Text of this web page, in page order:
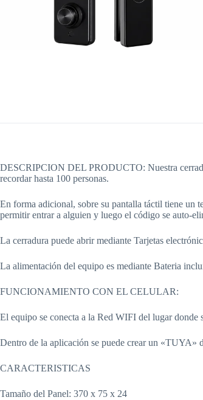
DESCRIPCION DEL PRODUCTO: Nuestra
recordar hasta 100 personas.
En forma adicional, sobre su pantalla táctil tiene un
permitir entrar a alguien y luego el código se auto-
La cerradura puede abrir mediante Tarjetas
La alimentación del equipo es mediante Bateria
FUNCIONAMIENTO CON EL CELULAR:
El equipo se conecta a la Red WIFI del lugar donde
Dentro de la aplicación se puede crear un «TUYA»
CARACTERISTICAS
Tamaño del Panel: 370 x 75 x 24